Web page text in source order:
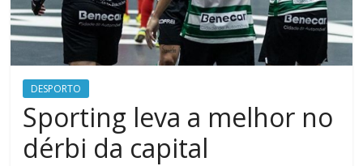
DESPORTO
Sporting leva a melhor no
dérbi da capital